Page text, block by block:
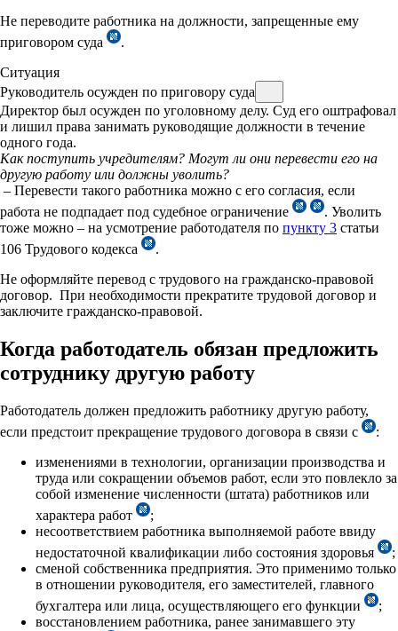
Не переводите работника на должности, запрещенные ему
приговором суда
.
Ситуация
Руководитель осужден по приговору суда
Директор был осужден по уголовному делу. Суд его оштрафовал
и лишил права занимать руководящие должности в течение
одного года.
Как поступить учредителям? Могут ли они перевести его на
другую работу или должны уволить?
– Перевести такого работника можно с его согласия, если
работа не подпадает под судебное ограничение
. Уволить
тоже можно – на усмотрение работодателя по пункту 3 статьи
106 Трудового кодекса
.
Не оформляйте перевод с трудового на гражданско-правовой
договор. При необходимости прекратите трудовой договор и
заключите гражданско-правовой.
Когда работодатель обязан предложить
сотруднику другую работу
Работодатель должен предложить работнику другую работу,
если предстоит прекращение трудового договора в связи с
:
изменениями в технологии, организации производства и
труда или сокращении объемов работ, если это повлекло за
собой изменение численности (штата) работников или
характера работ
;
несоответствием работника выполняемой работе ввиду
недостаточной квалификации либо состояния здоровья
;
сменой собственника предприятия. Это применимо только
в отношении руководителя, его заместителей, главного
бухгалтера или лица, осуществляющего его функции
;
восстановлением работника, ранее занимавшего эту